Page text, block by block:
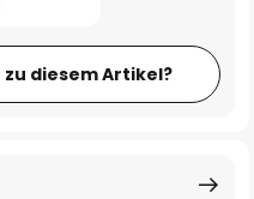
zu diesem Artikel?